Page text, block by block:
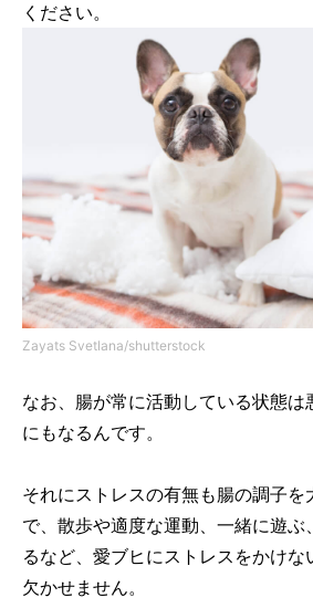
ください。
Zayats Svetlana/shutterstock
なお、腸が常に活動している状態は
にもなるんです。
それにストレスの有無も腸の調子を
で、散歩や適度な運動、一緒に遊ぶ
るなど、愛ブヒにストレスをかけな
欠かせません。